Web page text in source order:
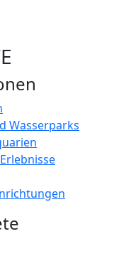
Wasserparks